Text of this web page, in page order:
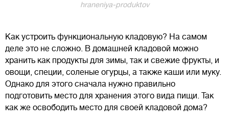
hraneniya-produktov
Как устроить функциональную кладовую? На самом
деле это не сложно. В домашней кладовой можно
хранить как продукты для зимы, так и свежие фрукты, и
овощи, специи, соленые огурцы, а также каши или муку.
Однако для этого сначала нужно правильно
подготовить место для хранения этого вида пищи. Так
как же освободить место для своей кладовой дома?